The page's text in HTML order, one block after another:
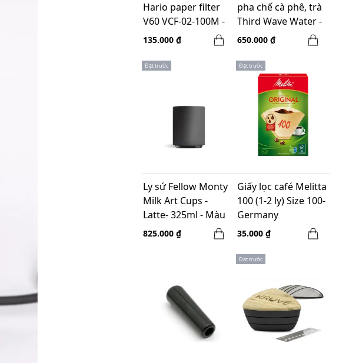
Hario paper filter
V60 VCF-02-100M -
Brown
135.000 ₫
pha chế cà phê, trà
Third Wave Water -
Espresso profile - 12
650.000 ₫
Đặt trước
Ly sứ Fellow Monty
Milk Art Cups -
Latte- 325ml - Màu
đen
825.000 ₫
Đặt trước
Giấy lọc café Melitta
100 (1-2 ly) Size 100-
Germany
35.000 ₫
Đặt trước